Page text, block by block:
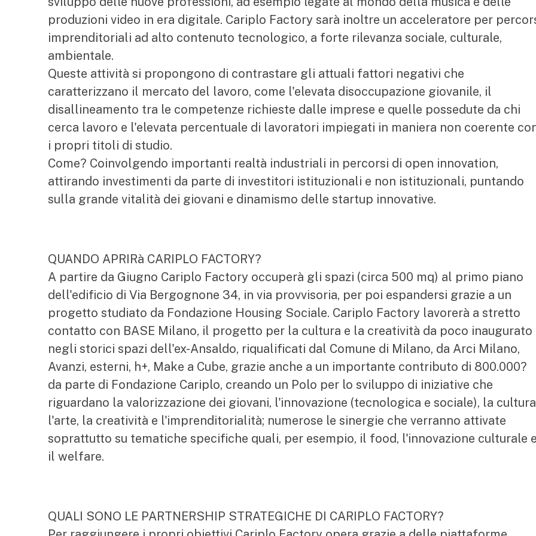
produzioni video in era digitale. Cariplo Factory sarà inoltre un acceleratore per
imprenditoriali ad alto contenuto tecnologico, a forte rilevanza sociale, culturale,
ambientale.
Queste attività si propongono di contrastare gli attuali fattori negativi che
caratterizzano il mercato del lavoro, come l'elevata disoccupazione giovanile, il
disallineamento tra le competenze richieste dalle imprese e quelle possedute da chi
cerca lavoro e l'elevata percentuale di lavoratori impiegati in maniera non coerente
i propri titoli di studio.
Come? Coinvolgendo importanti realtà industriali in percorsi di open innovation,
attirando investimenti da parte di investitori istituzionali e non istituzionali, puntando
sulla grande vitalità dei giovani e dinamismo delle startup innovative.
QUANDO APRIRà CARIPLO FACTORY?
A partire da Giugno Cariplo Factory occuperà gli spazi (circa 500 mq) al primo piano
dell'edificio di Via Bergognone 34, in via provvisoria, per poi espandersi grazie a un
progetto studiato da Fondazione Housing Sociale. Cariplo Factory lavorerà a stretto
contatto con BASE Milano, il progetto per la cultura e la creatività da poco inaugurato
negli storici spazi dell'ex-Ansaldo, riqualificati dal Comune di Milano, da Arci Milano,
Avanzi, esterni, h+, Make a Cube, grazie anche a un importante contributo di 800.000?
da parte di Fondazione Cariplo, creando un Polo per lo sviluppo di iniziative che
riguardano la valorizzazione dei giovani, l'innovazione (tecnologica e sociale), la
l'arte, la creatività e l'imprenditorialità; numerose le sinergie che verranno attivate
soprattutto su tematiche specifiche quali, per esempio, il food, l'innovazione culturale
il welfare.
QUALI SONO LE PARTNERSHIP STRATEGICHE DI CARIPLO FACTORY?